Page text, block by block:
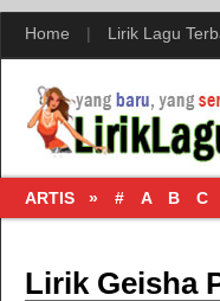
Home | Lirik Lagu
ARTIS » # A B C
Lirik Geisha